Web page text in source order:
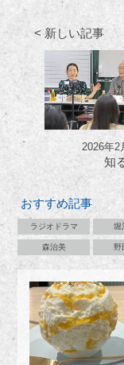
< 新しい記事
2026年2
知
おすすめ記事
ラジオドラマ 堀
森治美 野